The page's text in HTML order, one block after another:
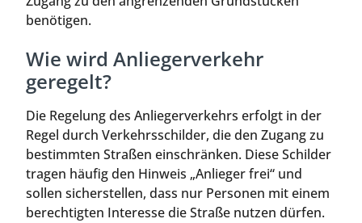
benötigen.
Wie wird Anliegerverkehr
geregelt?
Die Regelung des Anliegerverkehrs erfolgt in der
Regel durch Verkehrsschilder, die den Zugang zu
bestimmten Straßen einschränken. Diese Schilder
tragen häufig den Hinweis „Anlieger frei“ und
sollen sicherstellen, dass nur Personen mit einem
berechtigten Interesse die Straße nutzen dürfen.